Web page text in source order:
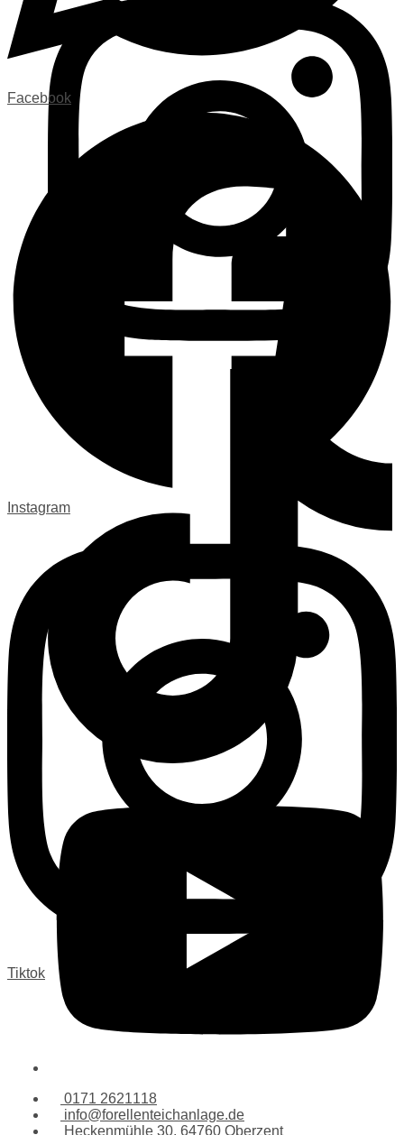
0171 2621118
info@forellenteichanlage.de
Heckenmühle 30, 64760 Oberzent
Facebook
Instagram
Tiktok